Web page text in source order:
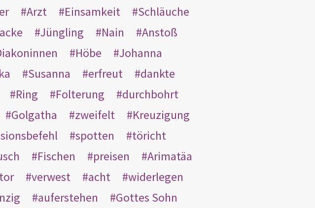
Arzt Einsamkeit
Schläuche
Jüngling Nain
Anstoß
Höbe
Johanna
Susanna erfreut
dankte
Ring Folterung
durchbohrt
Golgatha zweifelt
Kreuzigung
spotten
töricht
Fischen preisen
Arimatäa
verwest acht
widerlegen
auferstehen Gottes Sohn